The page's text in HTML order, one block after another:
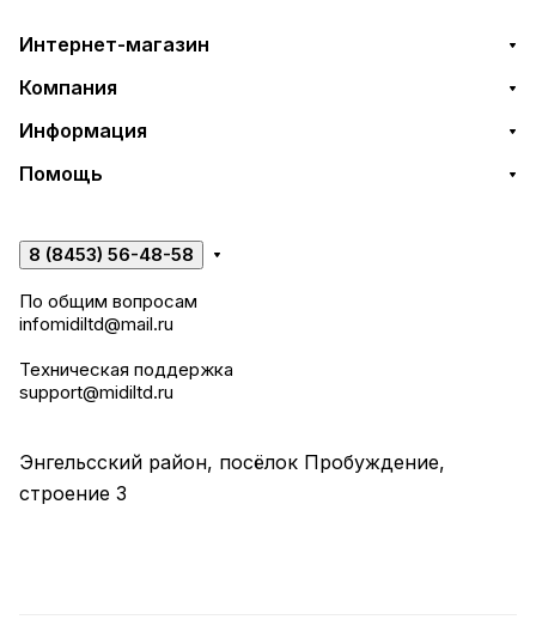
Интернет-магазин
Компания
Информация
Помощь
8 (8453) 56-48-58
По общим вопросам
infomidiltd@mail.ru
Техническая поддержка
support@midiltd.ru
Энгельсский район, посёлок Пробуждение,
строение 3